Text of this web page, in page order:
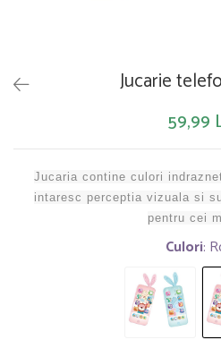
Jucarie
59,99
Jucaria contine culori
intaresc perceptia vizuala si
pentru cei
Culori: